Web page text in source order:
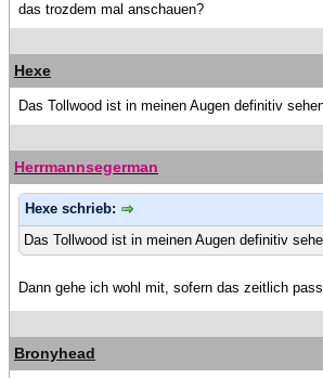
das trozdem mal anschauen?
Hexe
Das Tollwood ist in meinen Augen definitiv
Herrmannsegerman
Hexe schrieb:
Das Tollwood ist in meinen Augen definitiv
Dann gehe ich wohl mit, sofern das zeitlich
Bronyhead